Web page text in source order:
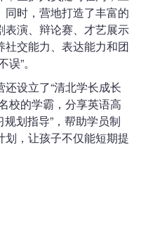
时，营地打造了丰富的
表演、辩论赛、才艺展示
交能力、表达能力和团
”。
设立了“清北学长成长
校的学霸，分享英语高
划指导”，帮助学员制
，让孩子不仅能短期提